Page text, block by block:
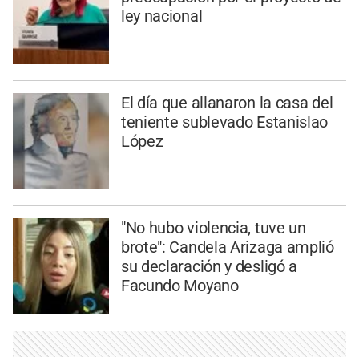
ley nacional
El día que allanaron la casa del
teniente sublevado Estanislao
López
"No hubo violencia, tuve un
brote": Candela Arizaga amplió
su declaración y desligó a
Facundo Moyano